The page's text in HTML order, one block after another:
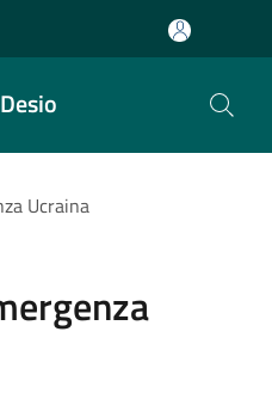
Ucraina